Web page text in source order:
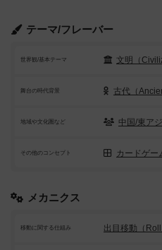
テーマ/フレーバー
世界観/基本テーマ 文明（
舞台の時代背景 古代（
地域や文化圏など 中国/東ア
その他のコンセプト カードゲー
メカニクス
移動に関する仕組み 出目移動（Roll